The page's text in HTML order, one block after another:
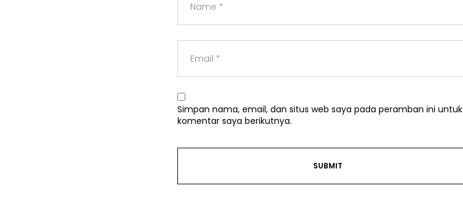
Simpan nama, email, dan situs web saya pada peramban ini untuk
komentar saya berikutnya.